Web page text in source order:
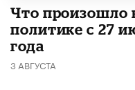
​Что произошло
политике с 27
года
3 АВГУСТА